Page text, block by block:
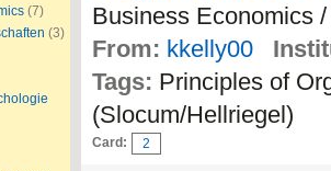
(7)
(3)
Business Economics
From: kkelly00
Tags: Principles of
(Slocum/Hellriegel)
Card: 2